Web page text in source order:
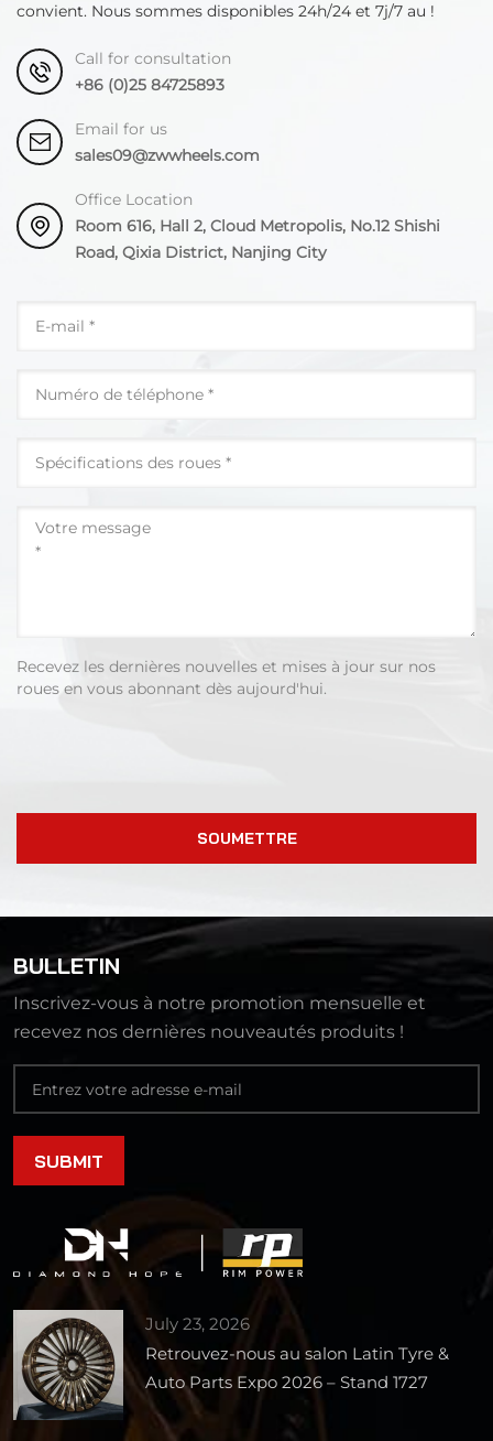
convient. Nous sommes disponibles 24h/24 et 7j/7 au !
Call for consultation
+86 (0)25 84725893
Email for us
sales09@zwwheels.com
Office Location
Room 616, Hall 2, Cloud Metropolis, No.12 Shishi
Road, Qixia District, Nanjing City
Recevez les dernières nouvelles et mises à jour sur nos
roues en vous abonnant dès aujourd'hui.
SOUMETTRE
BULLETIN
Inscrivez-vous à notre promotion mensuelle et
recevez nos dernières nouveautés produits !
July 23, 2026
Retrouvez-nous au salon Latin Tyre &
Auto Parts Expo 2026 – Stand 1727